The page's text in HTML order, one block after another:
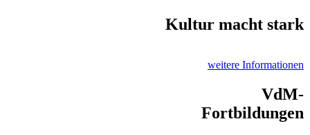
Kultur macht stark
weitere Informationen
VdM-
Fortbildungen